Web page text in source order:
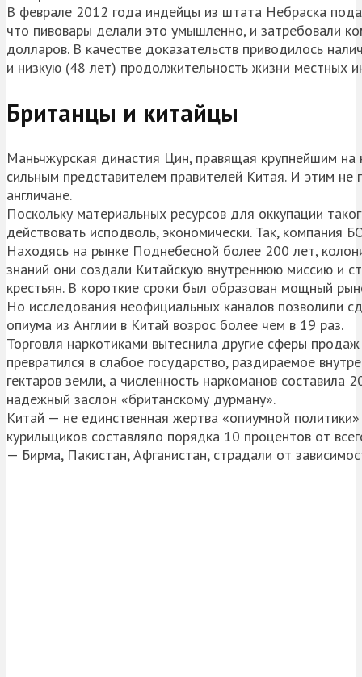
В феврале 2012 года индейцы из штата Небраска
что пивовары делали это умышленно, и затребовали
долларов. В качестве доказательств приводилось
и низкую (48 лет) продолжительность жизни местных
Британцы и китайцы
Маньчжурская династия Цин, правящая крупнейшим
сильным представителем правителей Китая. И этим
англичане.
Поскольку материальных ресурсов для оккупации
действовать исподволь, экономически. Так, компания
Находясь на рынке Поднебесной более 200 лет,
знаний они создали Китайскую внутреннюю миссию и
крестьян. В короткие сроки был образован мощный
Но исследования неофициальных каналов позволили
опиума из Англии в Китай возрос более чем в 19 раз.
Торговля наркотиками вытеснила другие сферы
превратился в слабое государство, раздираемое
гектаров земли, а численность наркоманов
надежный заслон «британскому дурману».
Китай — не единственная жертва «опиумной
курильщиков составляло порядка 10 процентов от
— Бирма, Пакистан, Афганистан, страдали от